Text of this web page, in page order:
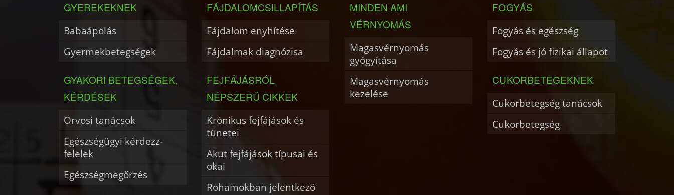
GYEREKEKNEK
Babaápolás
Gyermekbetegségek
GYAKORI BETEGSÉGEK,
KÉRDÉSEK
Orvosi tanácsok
Egészségügyi kérdezz-
felelek
Egészségmegőrzés
FÁJDALOMCSILLAPÍTÁS
Fájdalom enyhítése
Fájdalmak diagnózisa
FEJFÁJÁSRÓL
NÉPSZERŰ CIKKEK
Krónikus fejfájások és
tünetei
Akut fejfájások típusai és
okai
Rohamokban jelentkező
MINDEN AMI
VÉRNYOMÁS
Magasvérnyomás
gyógyítása
Magasvérnyomás
kezelése
FOGYÁS
Fogyás és egészség
Fogyás és jó fizikai állapot
CUKORBETEGEKNEK
Cukorbetegség tanácsok
Cukorbetegség